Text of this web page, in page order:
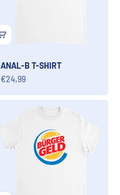
ANAL-B T-SHIRT
Angebot
€24,99